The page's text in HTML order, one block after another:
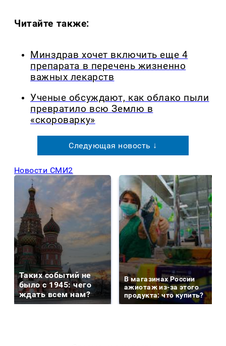
Читайте также:
Минздрав хочет включить еще 4
препарата в перечень жизненно
важных лекарств
Ученые обсуждают, как облако пыли
превратило всю Землю в
«скороварку»
Следующая новость ↓
Новости СМИ2
Таких событий не
было с 1945: чего
ждать всем нам?
В магазинах России
ажиотаж из-за этого
продукта: что купить?